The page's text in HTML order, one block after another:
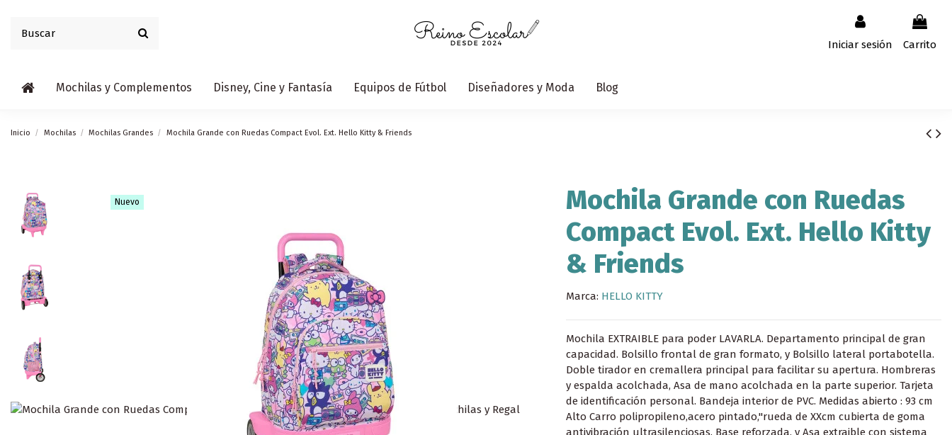
Iniciar sesión Carrito
Mochilas y Complementos Disney, Cine y Fantasía Equipos de Fútbol Diseñadores y Moda Blog
Inicio Mochilas Mochilas Grandes Mochila Grande con Ruedas Compact Evol. Ext. Hello Kitty & Friends
Nuevo
Mochila Grande con Ruedas
Compact Evol. Ext. Hello Kitty
& Friends
Marca: HELLO KITTY
Mochila EXTRAIBLE para poder LAVARLA. Departamento principal de gran
capacidad. Bolsillo frontal de gran formato, y Bolsillo lateral portabotella.
Doble tirador en cremallera principal para facilitar su apertura. Hombreras
y espalda acolchada, Asa de mano acolchada en la parte superior. Tarjeta
de identificación personal. Bandeja interior de PVC. Medidas abierto : 93 cm
Alto Carro polipropileno,acero pintado,"rueda de XXcm cubierta de goma
antivibración ultrasilenciosas. Base reforzada, y Asa extraible con sistema